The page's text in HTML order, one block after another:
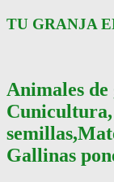
TU GRANJA
Animales
Gallinas